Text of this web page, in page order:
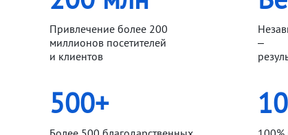
Привлечение более 200
миллионов посетителей
и клиентов
–
500+